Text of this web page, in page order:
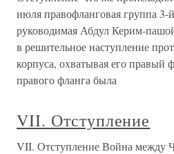
июля правофланговая группа 3-
руководимая Абдул Керим-
в решительное наступление
корпуса, охватывая его правый
правого фланга была
VII. Отступление
VII. Отступление Война между